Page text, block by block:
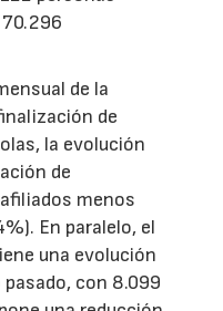
de la
de
la evolución
de
menos
En paralelo, el
una evolución
con 8.099